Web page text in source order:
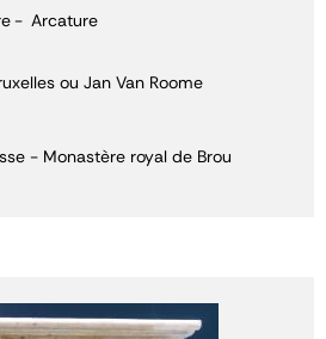
Arcature
ou Jan Van Roome
- Monastère royal de Brou